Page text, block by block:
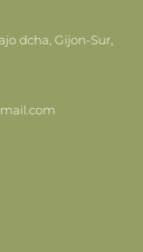
dcha, Gijon-Sur,